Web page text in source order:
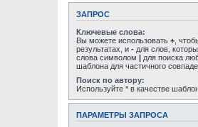
ЗАПРОС
Ключевые слова:
Вы можете использовать + ,
результатах, и - для слов,
слова символом | для поиска
шаблона для частичного
Поиск по автору:
Используйте * в качестве
ПАРАМЕТРЫ ЗАПРОСА